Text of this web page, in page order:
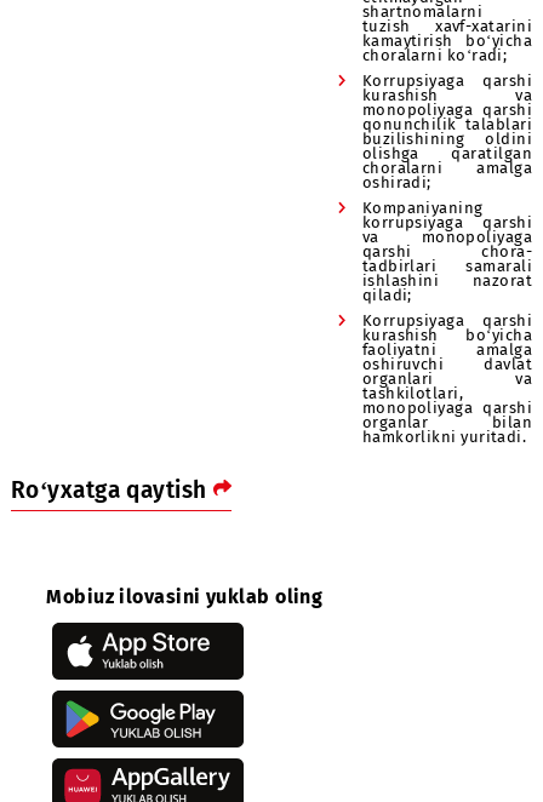
Yuridik va
kontragentlarni
ishonchlilik,
qobiliyati,
to‘qnashuvi
yuzasidan
Muvofiq
etilmaydigan
shartnomalarni
tuzish xavf-
kamaytirish
choralarni
Korrupsiyaga
monopoliyaga
qonunchilik
buzilishining
olishga
choralarni
oshiradi;
Kompaniyaning
korrupsiyaga
va
qarshi
tadbirlari
Ro‘yxatga qaytish